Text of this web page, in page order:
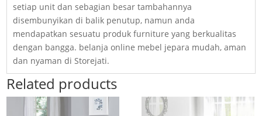
setiap unit dan sebagian besar tambahannya
disembunyikan di balik penutup, namun anda
mendapatkan sesuatu produk furniture yang berkualitas
dengan bangga. belanja online mebel jepara mudah, aman
dan nyaman di Storejati.
Related products